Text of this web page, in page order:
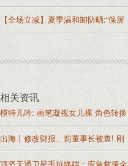
【全场立减】夏季温和卸防晒:“保屏
相关资讯
模特儿吟: 画笔凝视女儿裸 角色转换
出海丨修改财报、前董事长被查! 刚